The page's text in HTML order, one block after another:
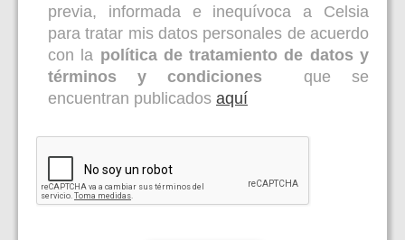
previa, informada e inequívoca a Celsia
para tratar mis datos personales de acuerdo
con la política de tratamiento de datos y
términos y condiciones
que se
encuentran publicados aquí